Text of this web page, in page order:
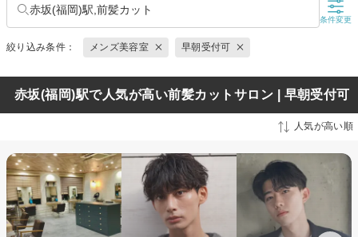
赤坂(福岡)駅,前髪カット
条件変更
絞り込み条件： メンズ美容室 早朝受付可
赤坂(福岡)駅で人気が高い前髪カットサロン | 早朝受付可
人気が高い順